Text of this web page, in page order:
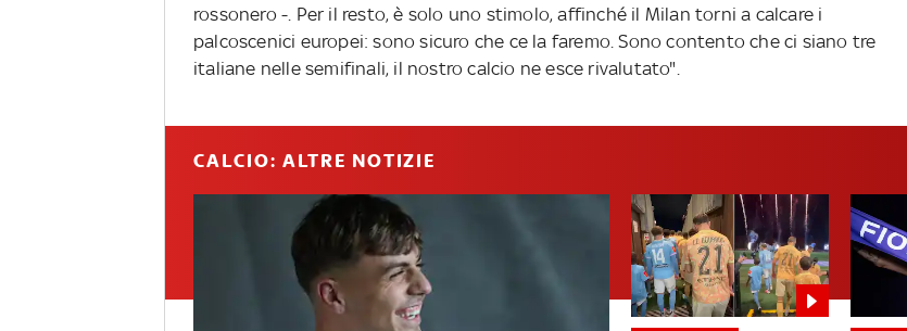
rossonero -. Per il resto, è solo uno stimolo, affinché il Milan torni a calcare i
palcoscenici europei: sono sicuro che ce la faremo. Sono contento che ci siano tre
italiane nelle semifinali, il nostro calcio ne esce rivalutato".
CALCIO: ALTRE NOTIZIE